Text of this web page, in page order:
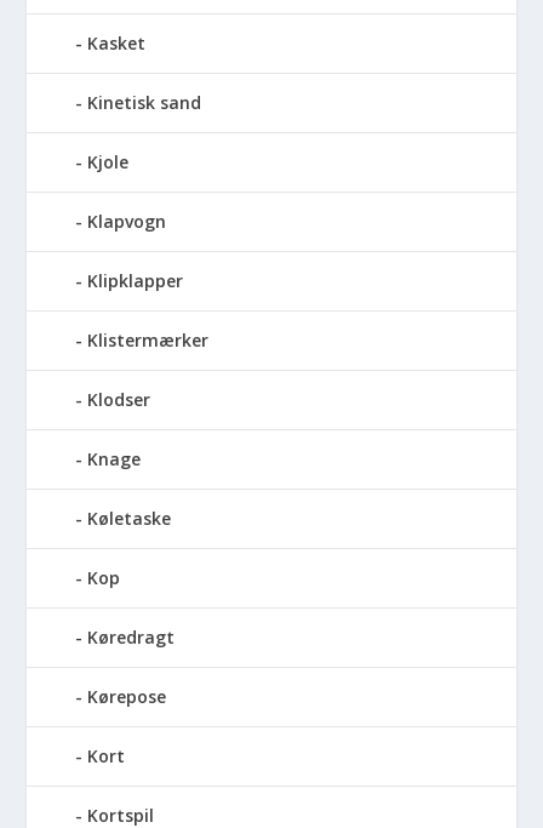
Kasket
Kinetisk sand
Kjole
Klapvogn
Klipklapper
Klistermærker
Klodser
Knage
Køletaske
Kop
Køredragt
Kørepose
Kort
Kortspil